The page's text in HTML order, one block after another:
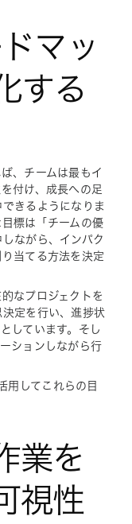
マッ
する
、チームは最もイ
付け、成長への足
きるようになりま
標は「チームの優
ながら、インパク
当てる方法を決定
なプロジェクトを
定を行い、進捗状
しています。そし
ションしながら行
してこれらの目
業を
視性